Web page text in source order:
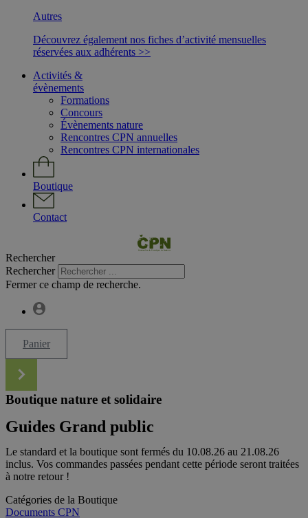
Autres
Découvrez également nos fiches d’activité mensuelles
réservées aux adhérents >>
Activités &
évènements
Formations
Concours
Évènements nature
Rencontres CPN annuelles
Rencontres CPN internationales
Boutique
Contact
Rechercher
Rechercher
Fermer ce champ de recherche.
Panier
Boutique nature et solidaire
Guides Grand public
Le standard et la boutique sont fermés du 10.08.26 au 21.08.26
inclus. Vos commandes passées pendant cette période seront traitées
à notre retour !
Catégories de la Boutique
Documents CPN